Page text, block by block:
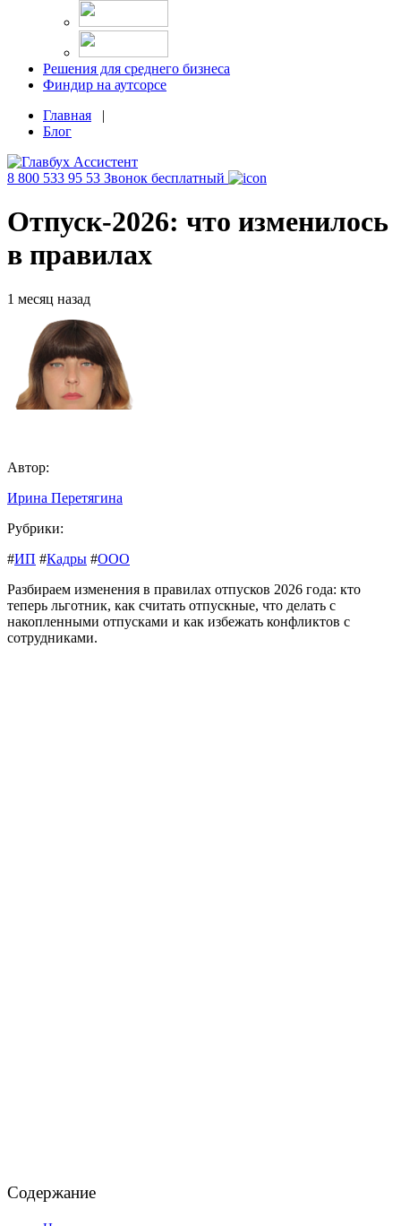
Решения для среднего бизнеса
Финдир на аутсорсе
Главная |
Блог
8 800 533 95 53 Звонок бесплатный
Отпуск-2026: что изменилось
в правилах
1 месяц назад
Автор:
Ирина Перетягина
Рубрики:
#ИП #Кадры #ООО
Разбираем изменения в правилах отпусков 2026 года: кто
теперь льготник, как считать отпускные, что делать с
накопленными отпусками и как избежать конфликтов с
сотрудниками.
Содержание